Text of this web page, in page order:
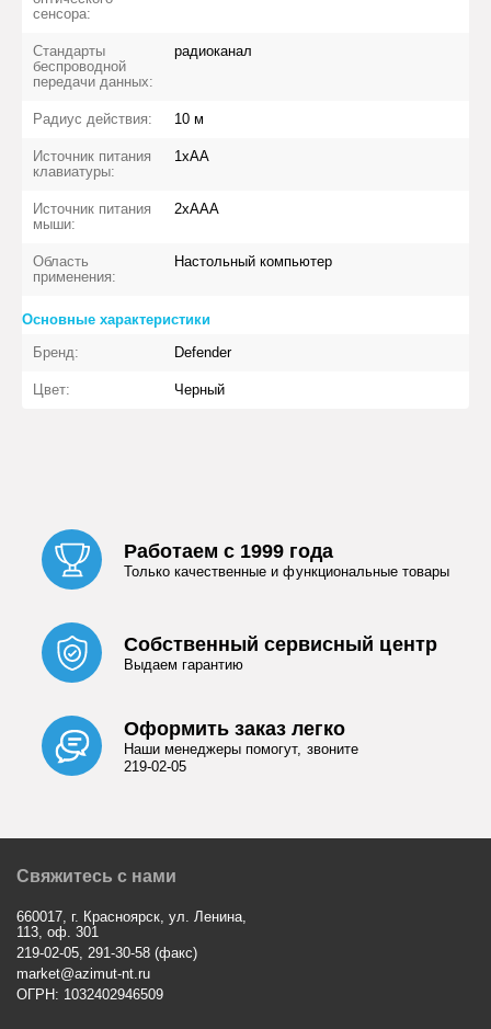
сенсора:
Стандарты
беспроводной
передачи данных:
радиоканал
Радиус действия: 10 м
Источник питания
клавиатуры:
1xAA
Источник питания
мыши:
2xAAA
Область
применения:
Настольный компьютер
Основные характеристики
Бренд:
Defender
Цвет: Черный
Работаем с 1999 года
Только качественные и функциональные товары
Собственный сервисный центр
Выдаем гарантию
Оформить заказ легко
Наши менеджеры помогут, звоните
219-02-05
Свяжитесь с нами
660017, г. Красноярск, ул. Ленина,
113, оф. 301
219-02-05, 291-30-58 (факс)
market@azimut-nt.ru
ОГРН: 1032402946509